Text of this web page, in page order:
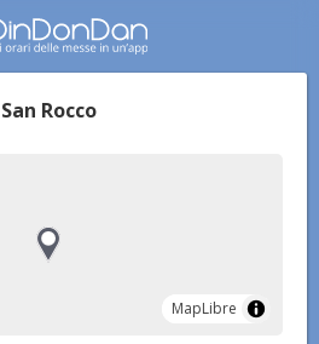
San Rocco
MapLibre
MapLibre